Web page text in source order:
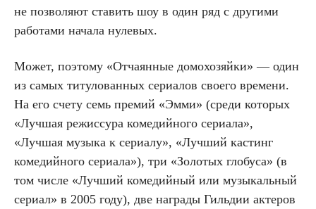
не позволяют ставить шоу в один ряд с другими
работами начала нулевых.
Может, поэтому «Отчаянные домохозяйки» — один
из самых титулованных сериалов своего времени.
На его счету семь премий «Эмми» (среди которых
«Лучшая режиссура комедийного сериала»,
«Лучшая музыка к сериалу», «Лучший кастинг
комедийного сериала»), три «Золотых глобуса» (в
том числе «Лучший комедийный или музыкальный
сериал» в 2005 году), две награды Гильдии актеров